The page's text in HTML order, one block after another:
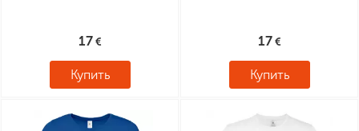
17
Купить
17
Купить